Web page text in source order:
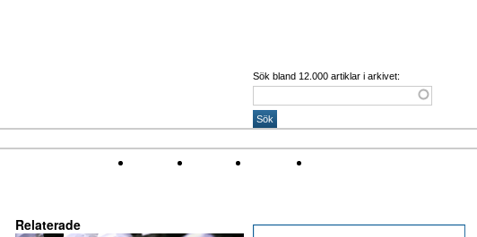
Sök bland 12.000 artiklar i arkivet:
Relaterade